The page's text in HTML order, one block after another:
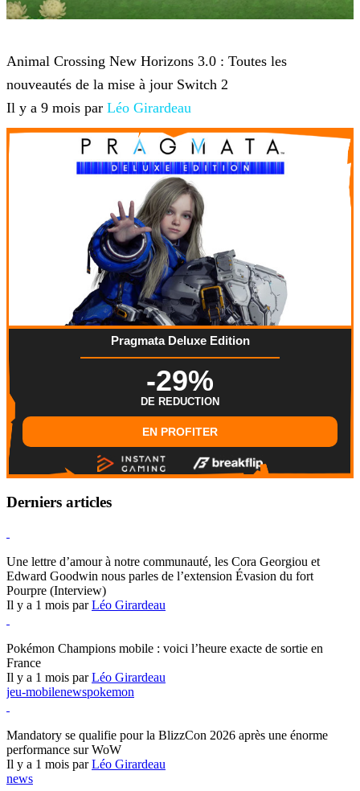
Animal Crossing New Horizons 3.0 : Toutes les
nouveautés de la mise à jour Switch 2
Il y a 9 mois par Léo Girardeau
Pragmata Deluxe Edition
-29%
DE REDUCTION
EN PROFITER
Derniers articles
Une lettre d’amour à notre communauté, les Cora Georgiou et
Edward Goodwin nous parles de l’extension Évasion du fort
Pourpre (Interview)
Il y a 1 mois parLéo Girardeau
Pokémon Champions mobile : voici l’heure exacte de sortie en
France
Il y a 1 mois parLéo Girardeau
jeu-mobilenewspokemon
Mandatory se qualifie pour la BlizzCon 2026 après une énorme
performance sur WoW
Il y a 1 mois parLéo Girardeau
news